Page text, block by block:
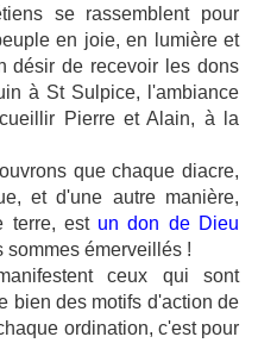
se rassemblent pour
en joie, en lumière et
désir de recevoir les dons
à St Sulpice, l'ambiance
Pierre et Alain, à la
que chaque diacre,
et d'une autre manière,
terre, est un don de Dieu
sommes émerveillés !
ceux qui sont
bien des motifs d'action de
ordination, c'est pour